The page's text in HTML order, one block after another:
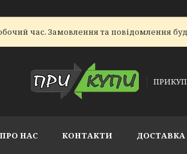
час. Замовлення та повідомлення
ПРО НАС КОНТАКТИ